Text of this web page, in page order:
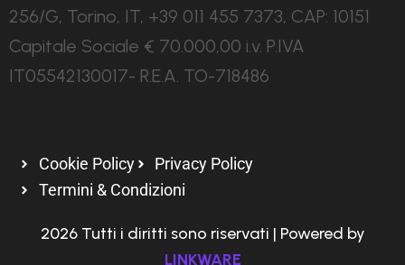
256/G, Torino, IT, +39 011 455 7373, CAP: 10151
Capitale Sociale € 70.000,00 i.v. P.IVA
IT05542130017- R.E.A. TO-718486
Cookie Policy
Privacy Policy
Termini & Condizioni
2026 Tutti i diritti sono riservati | Powered by
LINKWARE